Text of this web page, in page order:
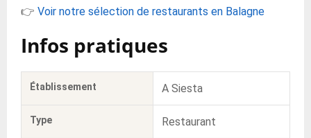
👉 Voir notre sélection de restaurants en Balagne
Infos pratiques
Établissement A Siesta
Type Restaurant